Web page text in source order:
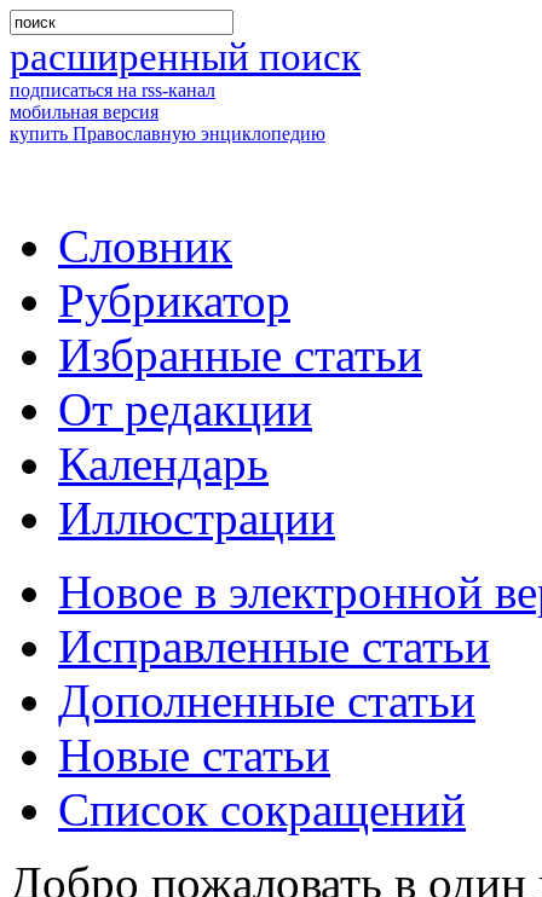
расширенный поиск
подписаться на rss-канал
мобильная версия
купить Православную энциклопедию
Словник
Рубрикатор
Избранные статьи
От редакции
Календарь
Иллюстрации
Новое в электронной
Исправленные статьи
Дополненные статьи
Новые статьи
Список сокращений
Добро пожаловать в